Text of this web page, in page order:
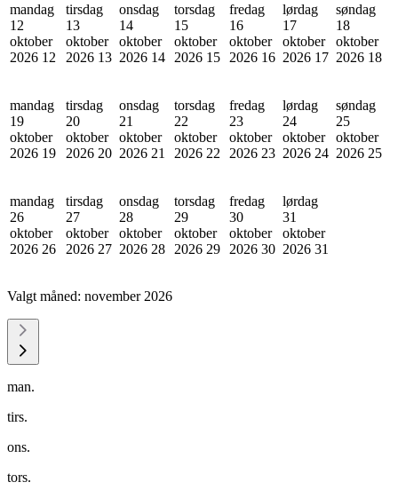
mandag
12
oktober
2026 12
tirsdag
13
oktober
2026 13
onsdag
14
oktober
2026 14
torsdag
15
oktober
2026 15
fredag
16
oktober
2026 16
lørdag
17
oktober
2026 17
søndag
18
oktober
2026 18
mandag
19
oktober
2026 19
tirsdag
20
oktober
2026 20
onsdag
21
oktober
2026 21
torsdag
22
oktober
2026 22
fredag
23
oktober
2026 23
lørdag
24
oktober
2026 24
søndag
25
oktober
2026 25
mandag
26
oktober
2026 26
tirsdag
27
oktober
2026 27
onsdag
28
oktober
2026 28
torsdag
29
oktober
2026 29
fredag
30
oktober
2026 30
lørdag
31
oktober
2026 31
Valgt måned: november 2026
man.
tirs.
ons.
tors.